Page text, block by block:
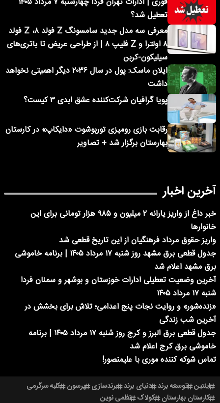
تعطیل شد؟
معرفی سه مدل جدید سامسونگ Z فولد ۸، Z فولد
۸ اولترا و Z فلیپ ۸ | از طراحی عریض تا باتری‌های
سیلیکون-کربن
ایلان ماسک: پول در سال ۲۰۳۶ دیگر اهمیتی نخواهد
داشت
پویا گرافیان شرکت‌کننده عشق ابدی ۳ کیست؟
رقابت بازی رومیزی توربوشوت «دایکاپ» در کارستان
بهارستان برگزار شد + تصاویر
آخرین اخبار
خبر داغ از واریز یارانه ۲ میلیون و ۹۸۵ هزار تومانی برای این
خانوارها
واریز حقوق مرداد فرهنگیان از این تاریخ قطعی شد
جدول قطعی برق مشهد روز شنبه ۱۷ مرداد ۱۴۰۵ | برنامه خاموشی
برق مشهد اعلام شد
آخرین وضعیت تعطیلی ادارات خوزستان و بوشهر و سمنان فردا
شنبه ۱۷ مرداد ۱۴۰۵
«زنده‌شور» و روایت نجات پنج اعدامی؛ تلاش برای بخشش در
آخرین شب زندگی
جدول قطعی برق البرز و کرج روز شنبه ۱۷ مرداد ۱۴۰۵ | برنامه
خاموشی برق کرج اعلام شد
تماس شوکه کننده موری با علیمنصور!
اینتین توسعه برند دنیای برند برندسازی پرسون کلبه سرگرمی
کارستان بهارستان کولاک نظمی نوین